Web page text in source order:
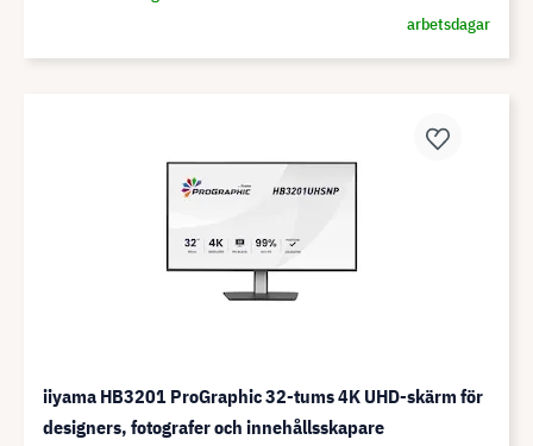
arbetsdagar
iiyama HB3201 ProGraphic 32-tums 4K UHD-skärm för
designers, fotografer och innehållsskapare